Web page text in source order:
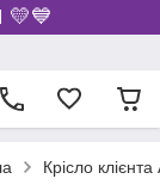
Крісло